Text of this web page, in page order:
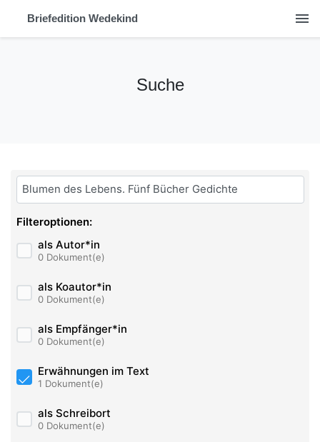
Briefedition Wedekind menu
Suche
Bitte geben Sie hier ihren Suchbegriff ein:
Filteroptionen:
als Autor*in
0 Dokument(e)
als Koautor*in
0 Dokument(e)
als Empfänger*in
0 Dokument(e)
Erwähnungen im Text
1 Dokument(e)
als Schreibort
0 Dokument(e)